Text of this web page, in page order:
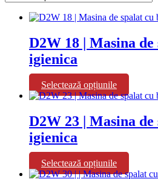
D2W 18 | Masina
igienica
Selectează opțiunile
produs
multe
fi
D2W 23 | Masina
igienica
Selectează opțiunile
produs